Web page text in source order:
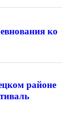
ко
районе